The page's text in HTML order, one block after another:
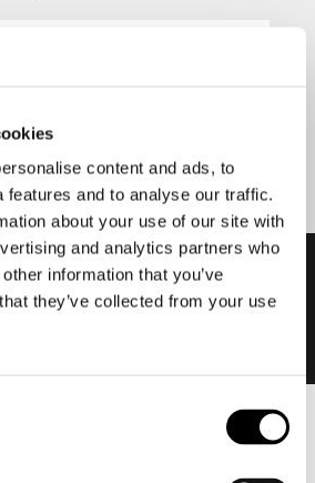
content and ads, to
features and to analyse our traffic.
about your use of our site with
and analytics partners who
information that you’ve
they’ve collected from your use
Aanmelden